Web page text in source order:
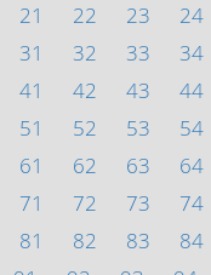
21
22 23 24
31
32 33 34
41
42 43 44
51
52 53 54
61
62 63 64
71
72 73 74
81
82 83 84